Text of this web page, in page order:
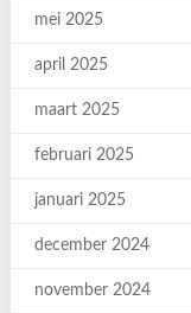
mei 2025
april 2025
maart 2025
februari 2025
januari 2025
december 2024
november 2024